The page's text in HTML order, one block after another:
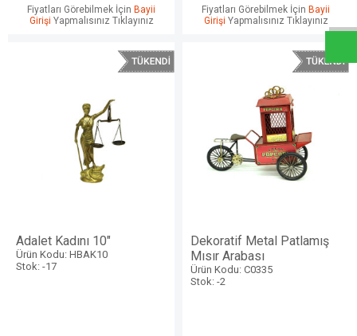
Fiyatları Görebilmek İçin Bayii
Girişi Yapmalısınız Tıklayınız
Fiyatları Görebilmek İçin Bayii
Girişi Yapmalısınız Tıklayınız
Adalet Kadını 10"
Ürün Kodu: HBAK10
Stok: -17
Dekoratif Metal Patlamış
Mısır Arabası
Ürün Kodu: C0335
Stok: -2